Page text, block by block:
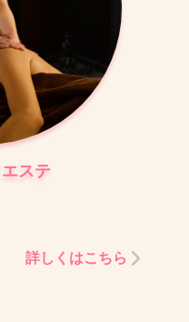
ステ
詳しくはこちら